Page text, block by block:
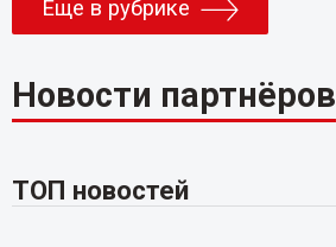
Еще в рубрике
Новости партнёров
ТОП новостей